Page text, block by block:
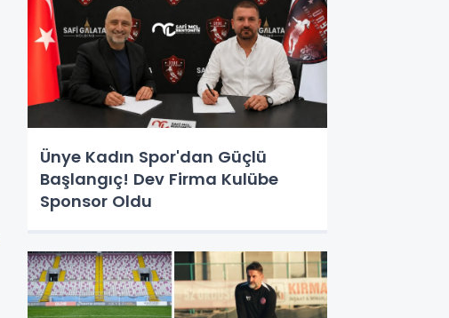
Ünye Kadın Spor'dan Güçlü
Başlangıç! Dev Firma Kulübe
Sponsor Oldu